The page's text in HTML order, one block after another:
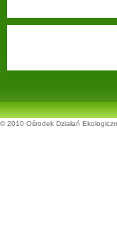
© 2010 Ośrodek Działań